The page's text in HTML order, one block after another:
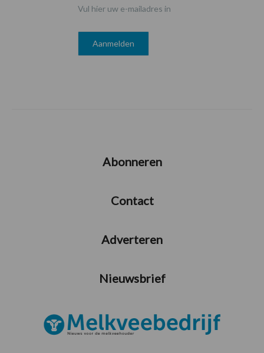
Vul hier uw e-mailadres in
Abonneren
Contact
Adverteren
Nieuwsbrief